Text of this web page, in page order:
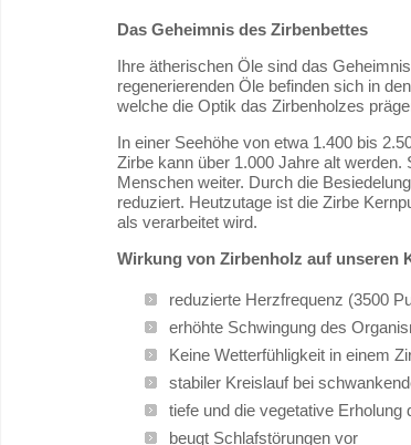
Das Geheimnis des Zirbenbettes
Ihre ätherischen Öle sind das
regenerierenden Öle befinden sich in
welche die Optik das Zirbenholzes
In einer Seehöhe von etwa 1.400 bis
Zirbe kann über 1.000 Jahre alt
Menschen weiter. Durch die
reduziert. Heutzutage ist die Zirbe
als verarbeitet wird.
Wirkung von Zirbenholz auf unseren
reduzierte Herzfrequenz (3500
erhöhte Schwingung des
Keine Wetterfühligkeit in einem
stabiler Kreislauf bei
tiefe und die vegetative Erholung
beugt Schlafstörungen vor